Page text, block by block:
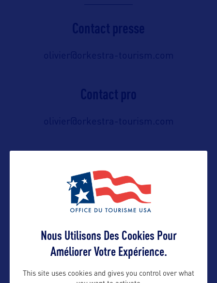
Contact presse
olivier@orkestra-tourism.com
Contact pro
olivier@orkestra-tourism.com
olivier@orkestra-tourism.com
Nous Utilisons Des Cookies Pour
Améliorer Votre Expérience.
This site uses cookies and gives you control over what